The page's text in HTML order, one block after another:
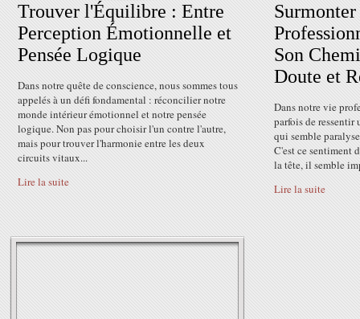
Trouver l'Équilibre : Entre
Perception Émotionnelle et
Pensée Logique
Dans notre quête de conscience, nous sommes tous
appelés à un défi fondamental : réconcilier notre
monde intérieur émotionnel et notre pensée
logique. Non pas pour choisir l'un contre l'autre,
mais pour trouver l'harmonie entre les deux
circuits vitaux...
Lire la suite
Son
Doute et
Dans notre vie
parfois de
qui semble
C'est ce sentiment
la tête, il semble
Lire la suite